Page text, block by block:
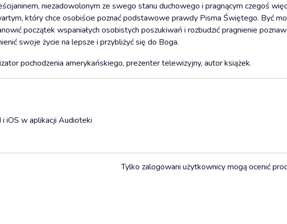
niezadowolonym ze swego stanu duchowego i pragnącym czegoś
który chce osobiście poznać podstawowe prawdy Pisma Świętego. Być
początek wspaniałych osobistych poszukiwań i rozbudzić pragnienie
swoje życie na lepsze i przybliżyć się do Boga.
pochodzenia amerykańskiego, prezenter telewizyjny, autor książek.
i iOS w aplikacji Audioteki
Tylko zalogowani użytkownicy mogą ocenić